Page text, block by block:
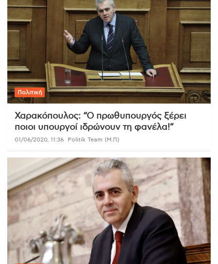
Πολιτική
Χαρακόπουλος: “Ο πρωθυπουργός ξέρει
ποιοι υπουργοί ιδρώνουν τη φανέλα!”
01/06/2020, 11:36 Politik Team (Μ.Π)